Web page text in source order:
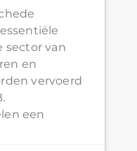
sector van
en
vervoerd
een